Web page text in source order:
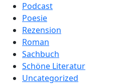
Podcast
Poesie
Rezension
Roman
Sachbuch
Schöne Literatur
Uncategorized